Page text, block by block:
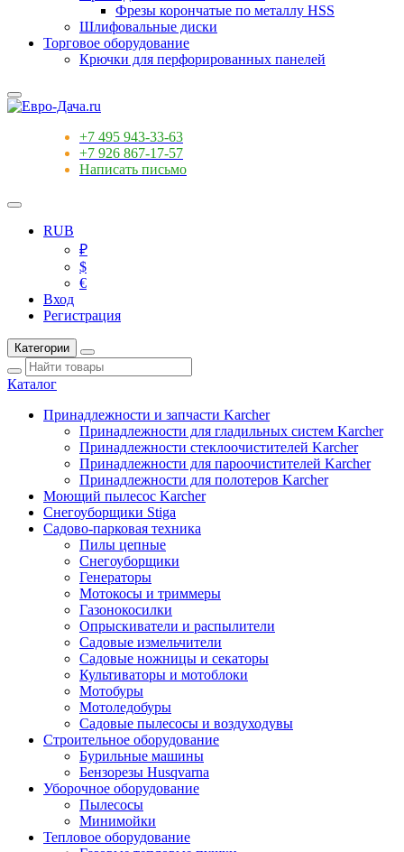
Фрезы корончатые по металлу HSS
Шлифовальные диски
Торговое оборудование
Крючки для перфорированных панелей
+7 495 943-33-63
+7 926 867-17-57
Написать письмо
RUB
₽
$
€
Вход
Регистрация
Категории
Каталог
Принадлежности и запчасти Karcher
Принадлежности для гладильных систем Karcher
Принадлежности стеклоочистителей Karcher
Принадлежности для пароочистителей Karcher
Принадлежности для полотеров Karcher
Моющий пылесос Karcher
Снегоуборщики Stiga
Садово-парковая техника
Пилы цепные
Снегоуборщики
Генераторы
Мотокосы и триммеры
Газонокосилки
Опрыскиватели и распылители
Садовые измельчители
Садовые ножницы и секаторы
Культиваторы и мотоблоки
Мотобуры
Мотоледобуры
Садовые пылесосы и воздуходувы
Строительное оборудование
Бурильные машины
Бензорезы Husqvarna
Уборочное оборудование
Пылесосы
Минимойки
Тепловое оборудование